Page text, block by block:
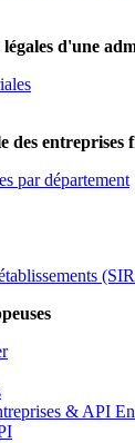
d'une
des entreprises
par département
& API